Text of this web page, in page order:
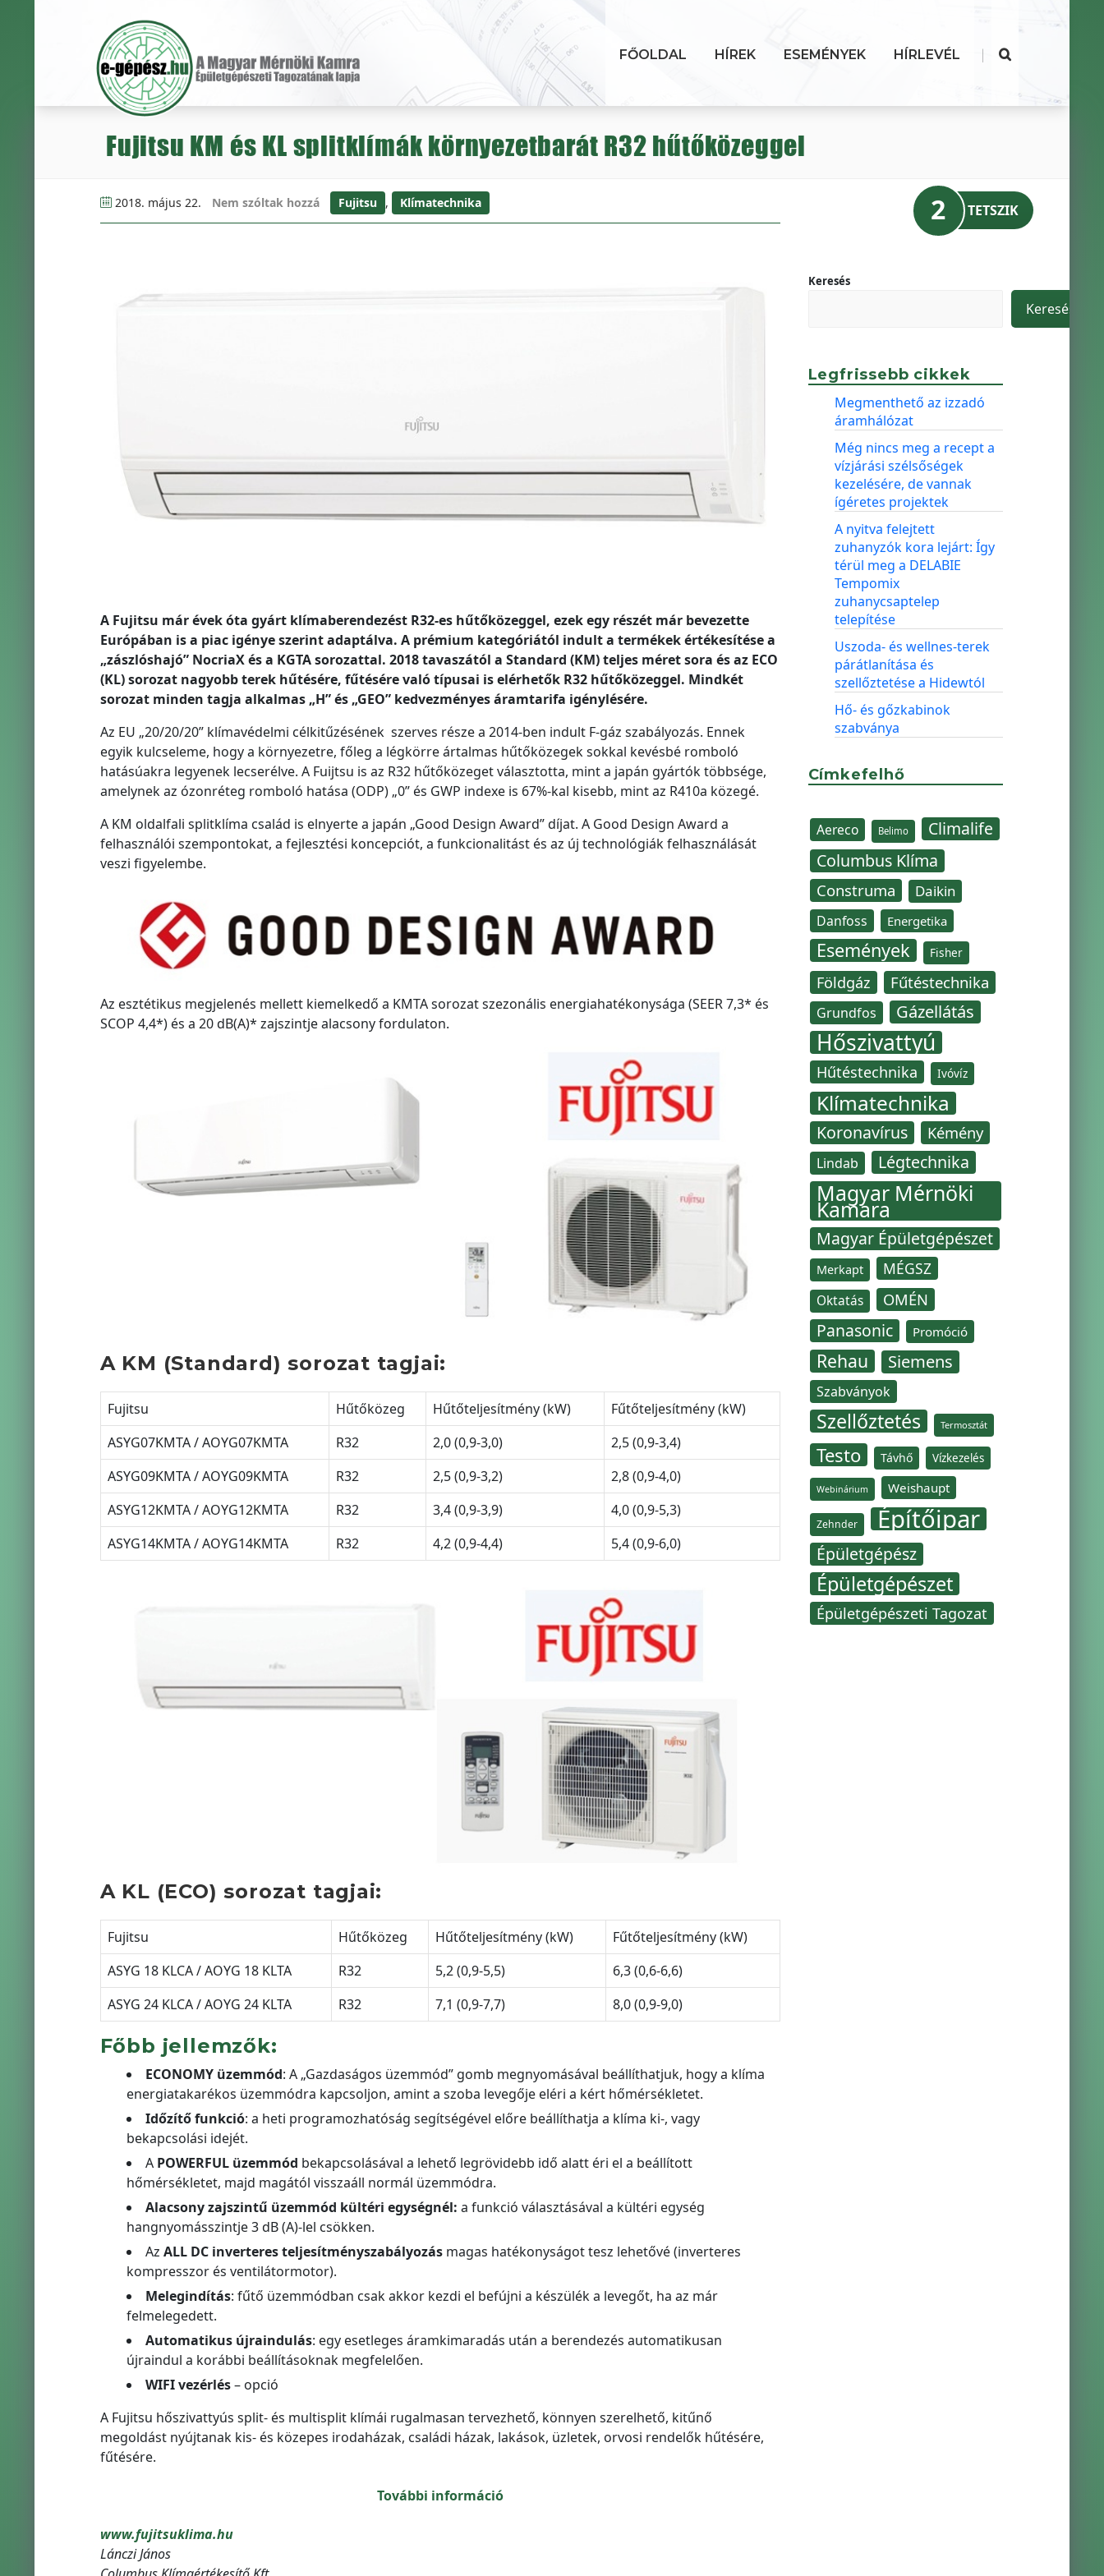
FŐOLDAL HÍREK ESEMÉNYEK HÍRLEVÉL |
Fujitsu KM és KL splitklímák környezetbarát R32 hűtőközeggel
2018. május 22. Nem szóltak hozzá Fujitsu , Klímatechnika
A Fujitsu már évek óta gyárt klímaberendezést R32-es hűtőközeggel, ezek egy részét már bevezette
Európában is a piac igénye szerint adaptálva. A prémium kategóriától indult a termékek értékesítése a
„zászlóshajó” NocriaX és a KGTA sorozattal. 2018 tavaszától a Standard (KM) teljes méret sora és az ECO
(KL) sorozat nagyobb terek hűtésére, fűtésére való típusai is elérhetők R32 hűtőközeggel. Mindkét
sorozat minden tagja alkalmas „H” és „GEO” kedvezményes áramtarifa igénylésére.
Az EU „20/20/20” klímavédelmi célkitűzésének szerves része a 2014-ben indult F-gáz szabályozás. Ennek
egyik kulcseleme, hogy a környezetre, főleg a légkörre ártalmas hűtőközegek sokkal kevésbé romboló
hatásúakra legyenek lecserélve. A Fuijtsu is az R32 hűtőközeget választotta, mint a japán gyártók többsége,
amelynek az ózonréteg romboló hatása (ODP) „0” és GWP indexe is 67%-kal kisebb, mint az R410a közegé.
A KM oldalfali splitklíma család is elnyerte a japán „Good Design Award” díjat. A Good Design Award a
felhasználói szempontokat, a fejlesztési koncepciót, a funkcionalitást és az új technológiák felhasználását
veszi figyelembe.
Az esztétikus megjelenés mellett kiemelkedő a KMTA sorozat szezonális energiahatékonysága (SEER 7,3* és
SCOP 4,4*) és a 20 dB(A)* zajszintje alacsony fordulaton.
A KM (Standard) sorozat tagjai:
Fujitsu Hűtőközeg Hűtőteljesítmény (kW)
Fűtőteljesítmény (kW)
ASYG07KMTA / AOYG07KMTA
R32 2,0 (0,9-3,0)
2,5 (0,9-3,4)
ASYG09KMTA / AOYG09KMTA
R32 2,5 (0,9-3,2)
2,8 (0,9-4,0)
ASYG12KMTA / AOYG12KMTA
R32 3,4 (0,9-3,9)
4,0 (0,9-5,3)
ASYG14KMTA / AOYG14KMTA
R32 4,2 (0,9-4,4) 5,4 (0,9-6,0)
A KL (ECO) sorozat tagjai:
Fujitsu Hűtőközeg Hűtőteljesítmény (kW)
Fűtőteljesítmény (kW)
ASYG 18 KLCA / AOYG 18 KLTA
R32 5,2 (0,9-5,5)
6,3 (0,6-6,6)
ASYG 24 KLCA / AOYG 24 KLTA
R32 7,1 (0,9-7,7) 8,0 (0,9-9,0)
Főbb jellemzők:
ECONOMY üzemmód: A „Gazdaságos üzemmód” gomb megnyomásával beállíthatjuk, hogy a klíma
energiatakarékos üzemmódra kapcsoljon, amint a szoba levegője eléri a kért hőmérsékletet.
Időzítő funkció: a heti programozhatóság segítségével előre beállíthatja a klíma ki-, vagy
bekapcsolási idejét.
A POWERFUL üzemmód bekapcsolásával a lehető legrövidebb idő alatt éri el a beállított
hőmérsékletet, majd magától visszaáll normál üzemmódra.
Alacsony zajszintű üzemmód kültéri egységnél: a funkció választásával a kültéri egység
hangnyomásszintje 3 dB (A)-lel csökken.
Az ALL DC inverteres teljesítményszabályozás magas hatékonyságot tesz lehetővé (inverteres
kompresszor és ventilátormotor).
Melegindítás: fűtő üzemmódban csak akkor kezdi el befújni a készülék a levegőt, ha az már
felmelegedett.
Automatikus újraindulás: egy esetleges áramkimaradás után a berendezés automatikusan
újraindul a korábbi beállításoknak megfelelően.
WIFI vezérlés– opció
A Fujitsu hőszivattyús split- és multisplit klímái rugalmasan tervezhető, könnyen szerelhető, kitűnő
megoldást nyújtanak kis- és közepes irodaházak, családi házak, lakások, üzletek, orvosi rendelők hűtésére,
fűtésére.
További információ
www.fujitsuklima.hu
Lánczi János
2 TETSZIK
Keresés
Keresés
Legfrissebb cikkek
Megmenthető az izzadó
áramhálózat
Még nincs meg a recept a
vízjárási szélsőségek
kezelésére, de vannak
ígéretes projektek
A nyitva felejtett
zuhanyzók kora lejárt: Így
térül meg a DELABIE
Tempomix
zuhanycsaptelep
telepítése
Uszoda- és wellnes-terek
párátlanítása és
szellőztetése a Hidewtól
Hő- és gőzkabinok
szabványa
Címkefelhő
Aereco Belimo
Climalife
Columbus Klíma
Construma Daikin
Danfoss Energetika
Események Fisher
Földgáz Fűtéstechnika
Grundfos Gázellátás
Hőszivattyú
Hűtéstechnika Ivóvíz
Klímatechnika
Koronavírus Kémény
Lindab Légtechnika
Magyar Mérnöki
Kamara
Magyar Épületgépészet
Merkapt MÉGSZ
Oktatás OMÉN
Panasonic Promóció
Rehau Siemens
Szabványok
Szellőztetés Termosztát
Testo Távhő Vízkezelés
Webinárium Weishaupt
Zehnder Építőipar
Épületgépész
Épületgépészet
Épületgépészeti Tagozat